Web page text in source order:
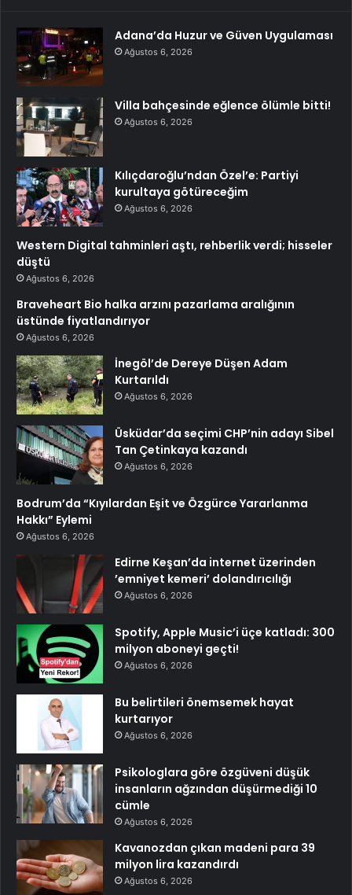
Adana’da Huzur ve Güven Uygulaması
Ağustos 6, 2026
Villa bahçesinde eğlence ölümle bitti!
Ağustos 6, 2026
Kılıçdaroğlu’ndan Özel’e: Partiyi
kurultaya götüreceğim
Ağustos 6, 2026
Western Digital tahminleri aştı, rehberlik verdi; hisseler
düştü
Ağustos 6, 2026
Braveheart Bio halka arzını pazarlama aralığının
üstünde fiyatlandırıyor
Ağustos 6, 2026
İnegöl’de Dereye Düşen Adam
Kurtarıldı
Ağustos 6, 2026
Üsküdar’da seçimi CHP’nin adayı Sibel
Tan Çetinkaya kazandı
Ağustos 6, 2026
Bodrum’da “Kıyılardan Eşit ve Özgürce Yararlanma
Hakkı” Eylemi
Ağustos 6, 2026
Edirne Keşan’da internet üzerinden
’emniyet kemeri’ dolandırıcılığı
Ağustos 6, 2026
Spotify, Apple Music’i üçe katladı: 300
milyon aboneyi geçti!
Ağustos 6, 2026
Bu belirtileri önemsemek hayat
kurtarıyor
Ağustos 6, 2026
Psikologlara göre özgüveni düşük
insanların ağzından düşürmediği 10
cümle
Ağustos 6, 2026
Kavanozdan çıkan madeni para 39
milyon lira kazandırdı
Ağustos 6, 2026